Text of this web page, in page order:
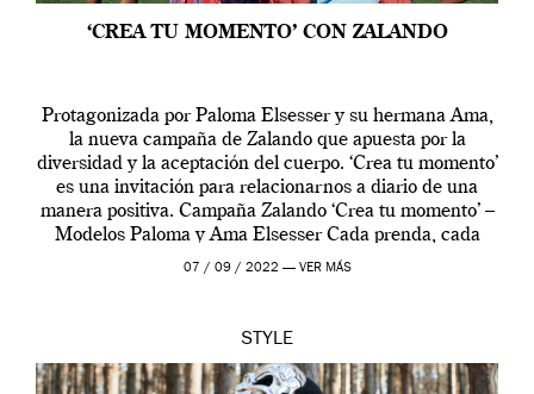
‘CREA TU MOMENTO’ CON ZALANDO
Protagonizada por Paloma Elsesser y su hermana Ama,
la nueva campaña de Zalando que apuesta por la
diversidad y la aceptación del cuerpo. ‘Crea tu momento’
es una invitación para relacionarnos a diario de una
manera positiva. Campaña Zalando ‘Crea tu momento’ –
Modelos Paloma y Ama Elsesser Cada prenda, cada
outfit, cada momento, caracteriza […]
07 / 09 / 2022 — VER MÁS
STYLE